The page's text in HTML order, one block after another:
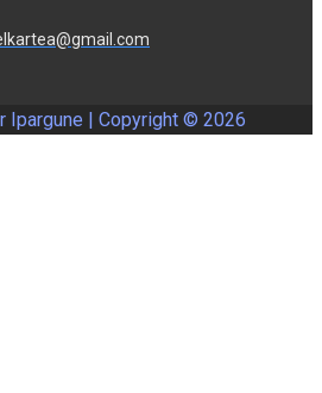
Ipargune | Copyright © 2026